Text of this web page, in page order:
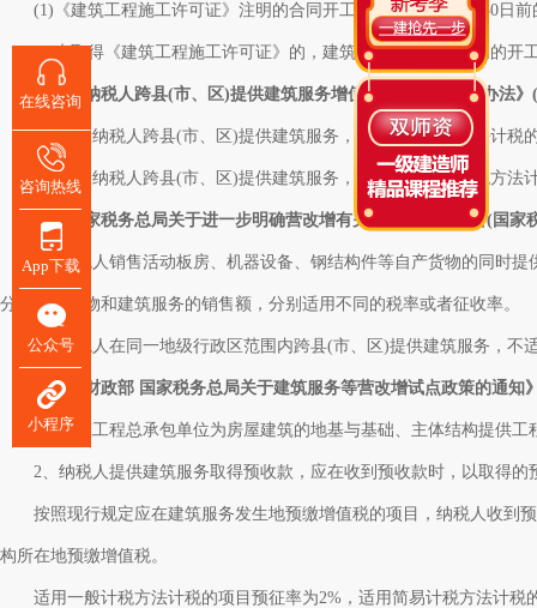
(1)《建筑工程施工许可证》注明的合同开工日期在2016年4月30日前
(2)未取得《建筑工程施工许可证》的，建筑工程承包合同注明的开
二、《纳税人跨县(市、区)提供建筑服务增值税征收管理暂行办法
1、一般纳税人跨县(市、区)提供建筑服务，适用一般计税方法计税
2、一般纳税人跨县(市、区)提供建筑服务，选择适用简易计税方法
三、国家税务总局关于进一步明确营改增有关征管问题的公告(国家
1、纳税人销售活动板房、机器设备、钢结构件等自产货物的同时提
分别核算货物和建筑服务的销售额，分别适用不同的税率或者征收率。
2、纳税人在同一地级行政区范围内跨县(市、区)提供建筑服务，不
四、《财政部 国家税务总局关于建筑服务等营改增试点政策的通知
1、建筑工程总承包单位为房屋建筑的地基与基础、主体结构提供工
2、纳税人提供建筑服务取得预收款，应在收到预收款时，以取得的
按照现行规定应在建筑服务发生地预缴增值税的项目，纳税人收到预
构所在地预缴增值税。
适用一般计税方法计税的项目预征率为2%，适用简易计税方法计税
在线咨询
咨询热线
App下载
公众号
小程序